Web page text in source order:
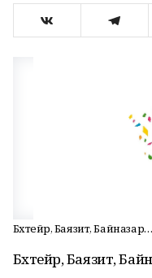
Бәхтейәр, Баязит, Байназар…
Бәхтейәр, Баязит,